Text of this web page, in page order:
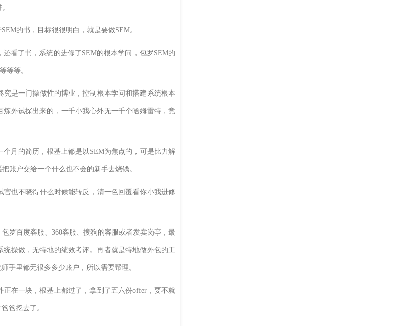
的书，目标很很明白，就是要做SEM。
了书，系统的进修了SEM的根本学问，包罗SEM的
等等。
是一门操做性的博业，控制根本学问和搭建系统根本
外试探出来的，一千小我心外无一千个哈姆雷特，竞
月的简历，根基上都是以SEM为焦点的，可是比力解
账户交给一个什么也不会的新手去烧钱。
也不晓得什么时候能转反，清一色回覆看你小我进修
百度客服、360客服、搜狗的客服或者发卖岗亭，最
操做，无特地的绩效考评。再者就是特地做外包的工
手里都无很多多少账户，所以需要帮理。
在一块，根基上都过了，拿到了五六份offer，要不就
爸挖去了。